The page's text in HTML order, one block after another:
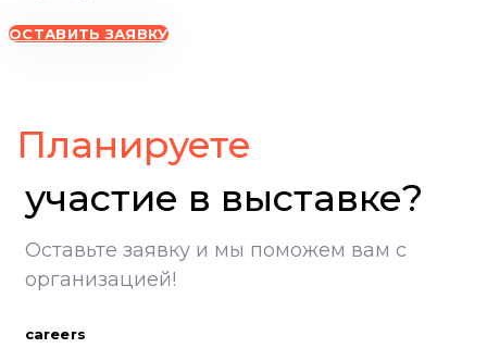
ОСТАВИТЬ ЗАЯВКУ
Планируете
участие в выставке?
Оставьте заявку и мы поможем вам с
организацией!
careers